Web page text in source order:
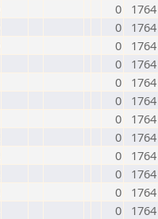
0
1764
0
1764
0
1764
0
1764
0
1764
0
1764
0
1764
0
1764
0
1764
0
1764
0
1764
0
1764